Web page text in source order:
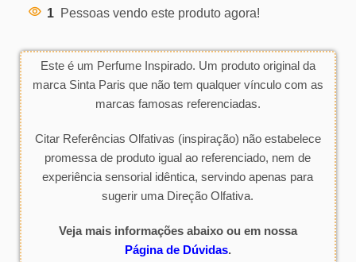
1 Pessoas vendo este produto agora!
Este é um Perfume Inspirado. Um produto original da
marca Sinta Paris que não tem qualquer vínculo com as
marcas famosas referenciadas.
Citar Referências Olfativas (inspiração) não estabelece
promessa de produto igual ao referenciado, nem de
experiência sensorial idêntica, servindo apenas para
sugerir uma Direção Olfativa.
Veja mais informações abaixo ou em nossa
Página de Dúvidas.